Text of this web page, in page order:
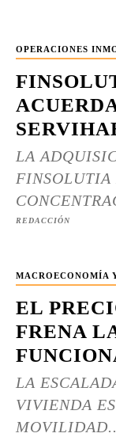
OPERACIONES
LA
FINSOLUTIA
REDACCIÓN
MACROECONOMÍA
EL
FRENA
LA
VIVIENDA